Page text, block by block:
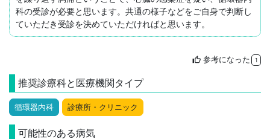
科の受診が必要と思います。共通の様子などをご自身で判断し
ていただき受診を決めていただければと思います。
thumb_up 参考になった 1
推奨診療科と医療機関タイプ
循環器内科 診療所・クリニック
可能性のある病気